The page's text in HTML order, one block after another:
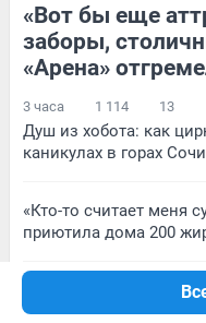
44
«Вот бы еще
заборы,
«Арена»
3 часа 1 114 13
Душ из хобота: как
каникулах в горах
«Кто-то считает меня
приютила дома 200
Мясные ряды,
было и кто жил на